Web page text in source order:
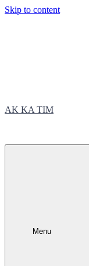
Skip to content
AK KA TIM
Menu